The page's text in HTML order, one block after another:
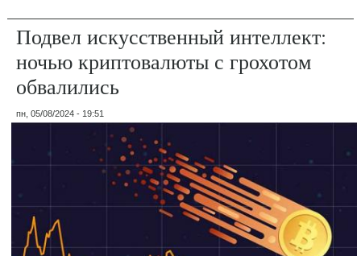
Подвел искусственный интеллект:
ночью криптовалюты с грохотом
обвалились
пн, 05/08/2024 - 19:51